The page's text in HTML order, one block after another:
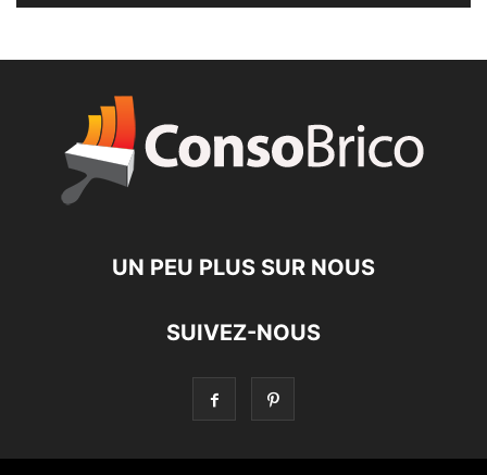
UN PEU PLUS SUR NOUS
SUIVEZ-NOUS